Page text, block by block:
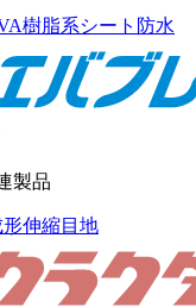
樹脂系シート防水
製品
形伸縮目地